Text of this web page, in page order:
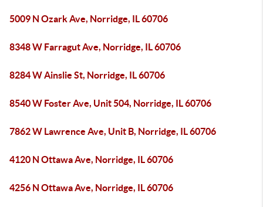
5009 N Ozark Ave, Norridge, IL 60706
8348 W Farragut Ave, Norridge, IL 60706
8284 W Ainslie St, Norridge, IL 60706
8540 W Foster Ave, Unit 504, Norridge, IL 60706
7862 W Lawrence Ave, Unit B, Norridge, IL 60706
4120 N Ottawa Ave, Norridge, IL 60706
4256 N Ottawa Ave, Norridge, IL 60706